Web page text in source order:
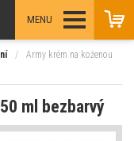
MENU
/
Army krém na koženou
ml bezbarvý